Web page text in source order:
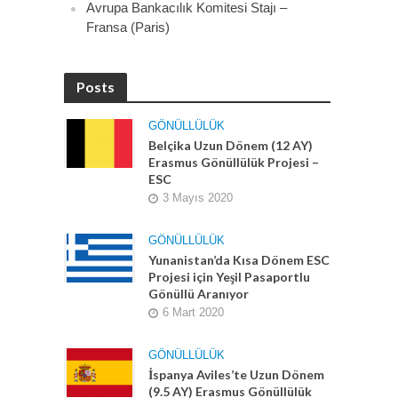
Avrupa Bankacılık Komitesi Stajı –
Fransa (Paris)
Posts
GÖNÜLLÜLÜK
Belçika Uzun Dönem (12 AY)
Erasmus Gönüllülük Projesi –
ESC
3 Mayıs 2020
GÖNÜLLÜLÜK
Yunanistan’da Kısa Dönem ESC
Projesi için Yeşil Pasaportlu
Gönüllü Aranıyor
6 Mart 2020
GÖNÜLLÜLÜK
İspanya Aviles’te Uzun Dönem
(9.5 AY) Erasmus Gönüllülük